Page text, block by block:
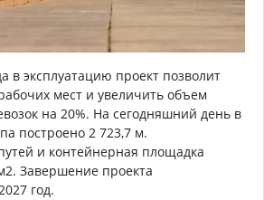
в эксплуатацию проект позволит
мест и увеличить объем
на 20%. На сегодняшний день в
построено 2 723,7 м.
и контейнерная площадка
Завершение проекта
год.